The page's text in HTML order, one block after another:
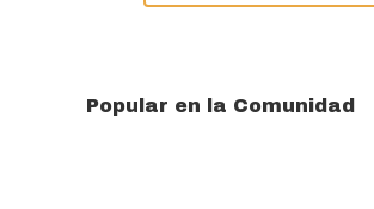
Popular en la Comunidad